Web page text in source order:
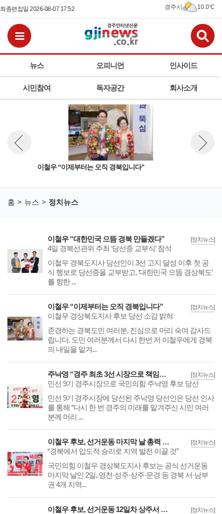
최종편집일 2026-08-07 17:52 경주시 10.0℃
뉴스 오피니언 인사이드
시민참여 독자공간 회사소개
이철우 “이제부터는 오직 경북입니다”
뉴스 이전보기
홈 뉴스 정치뉴스
[정치뉴스]
이철우 “대한민국 으뜸 경북 만들겠다”
4일 경북선관위 주최 ‘당선증 교부식’ 참석
이철우 경북도지사 당선인이 3선 고지 달성 이후 첫 공
식 행보로 당선증을 교부받고, ‘대한민국 으뜸 경상북도’
를 향한 ...
[정치뉴스]
이철우 “이제부터는 오직 경북입니다”
이철우 경상북도지사 후보 당선 소감 밝혀
존경하는 경북도민 여러분, 진심으로 머리 숙여 감사드
립니다. 도민 여러분께서 다시 한번 저 이철우에게 경북
의 내일을 맡겨...
[정치뉴스]
주낙영 “경주 최초 3선 시장으로 책임감 느껴”
민선 9기 경주시장으로 국민의힘 주낙영 후보 당선
민선 9기 경주시장에 당선된 주낙영 당선인은 당선 인사
를 통해 “다시 한 번 경주의 미래를 맡겨주신 시민 여러
분께 머리 ...
[정치뉴스]
이철우 후보, 선거운동 마지막 날 총력 유세
“경북에서 압도적 승리로 지역 발전 이끌 것”
국민의힘 이철우 경상북도지사 후보는 공식 선거운동
마지막 날인 2일, 영천·성주·상주·문경 등 경북 서·남부
권 4개 지역...
[정치뉴스]
이철우 후보, 선거운동 12일차 상주서 집중유세